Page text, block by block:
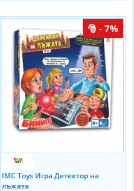
- 7%
IMC Toys Игра Детектор на
лъжата